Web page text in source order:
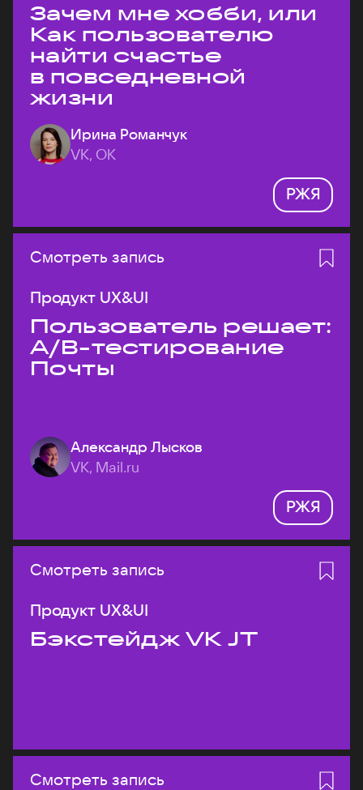
Зачем мне хобби, или
Как пользователю
найти счастье
в повседневной
жизни
Ирина Романчук
VK, ОК
РЖЯ
Смотреть запись
Продукт UX&UI
Пользователь решает:
A/B-тестирование
Почты
Александр Лысков
VK, Mail.ru
РЖЯ
Смотреть запись
Продукт UX&UI
Бэкстейдж VK JT
Смотреть запись